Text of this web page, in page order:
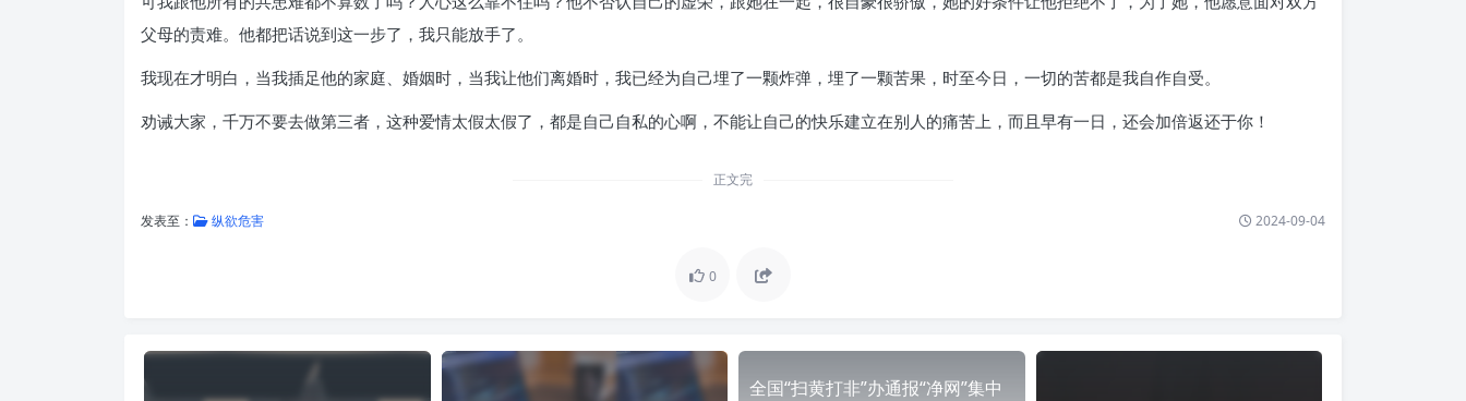
父母的责难。他都把话说到这一步了，我只能放手了。
我现在才明白，当我插足他的家庭、婚姻时，当我让他们离婚时，我已经为自己埋了一颗炸弹，埋了一颗苦果，时至今日，一切的苦都是我自作自受。
劝诫大家，千万不要去做第三者，这种爱情太假太假了，都是自己自私的心啊，不能让自己的快乐建立在别人的痛苦上，而且早有一日，还会加倍返还于你！
正文完
发表至： 纵欲危害 2024-09-04
0
全国“扫黄打非”办通报“净网”集中